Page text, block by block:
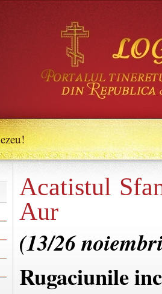
Acatistul
Aur
(13/26
Rugaciunile